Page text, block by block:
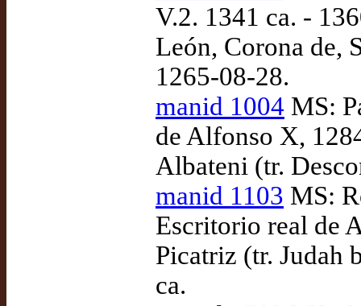
V.2. 1341 ca. -
León, Corona de,
1265-08-28.
manid 1004 MS:
de Alfonso X,
Albateni (tr.
manid 1103 MS:
Escritorio real de
Picatriz (tr. Judah
ca.